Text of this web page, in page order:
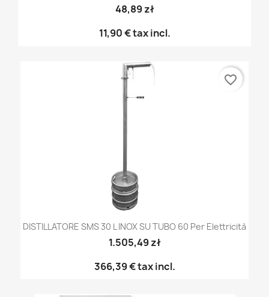
48,89 zł
11,90 €tax incl.
DISTILLATORE SMS 30 L INOX SU TUBO 60 Per Elettricità
1.505,49 zł
366,39 €tax incl.
favorite_border